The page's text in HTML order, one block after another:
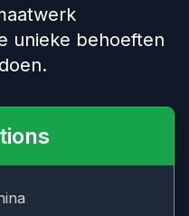
unieke behoeften